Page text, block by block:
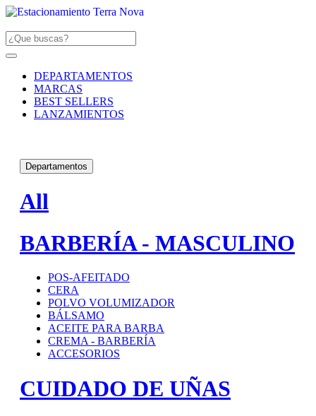
DEPARTAMENTOS
MARCAS
BEST SELLERS
LANZAMIENTOS
Departamentos
All
BARBERÍA - MASCULINO
POS-AFEITADO
CERA
POLVO VOLUMIZADOR
BÁLSAMO
ACEITE PARA BARBA
CREMA - BARBERÍA
ACCESORIOS
CUIDADO DE UÑAS